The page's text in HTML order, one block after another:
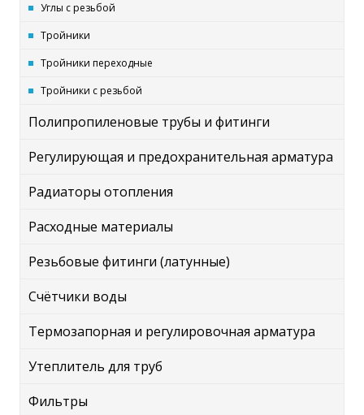
Углы с резьбой
Тройники
Тройники переходные
Тройники с резьбой
Полипропиленовые трубы и фитинги
Регулирующая и предохранительная арматура
Радиаторы отопления
Расходные материалы
Резьбовые фитинги (латунные)
Счётчики воды
Термозапорная и регулировочная арматура
Утеплитель для труб
Фильтры